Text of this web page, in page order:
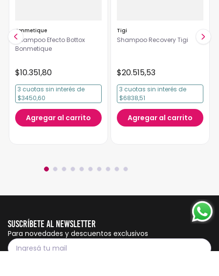
Bonmetique
Shampoo Efecto Bottox
Bonmetique
$10.351,80
3 cuotas sin interés de
$3450,60
Agregar al carrito
Tigi
Shampoo Recovery Tigi
$20.515,53
3 cuotas sin interés de
$6838,51
Agregar al carrito
Suscríbete al Newsletter
Para novedades y descuentos exclusivos